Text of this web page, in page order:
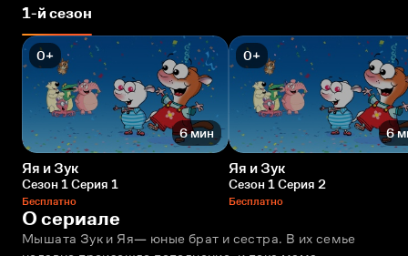
1-й сезон
0+
6 мин
Яя и Зук
Сезон 1 Серия 1
Бесплатно
0+
6
Яя и Зук
Сезон 1 Серия 2
Бесплатно
О сериале
Мышата Зук и Яя— юные брат и сестра. В их семье